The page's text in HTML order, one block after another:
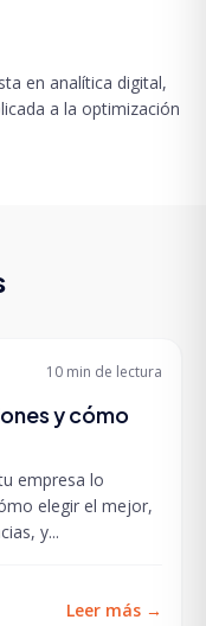
en analítica digital,
a la optimización
10 min de lectura
y cómo
empresa lo
elegir el mejor,
y...
Leer más →